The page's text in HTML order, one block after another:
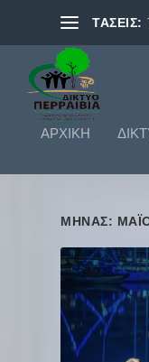
ΤΑΣΕΙΣ:
ΑΡΧΙΚΗ
ΜΉΝΑΣ: